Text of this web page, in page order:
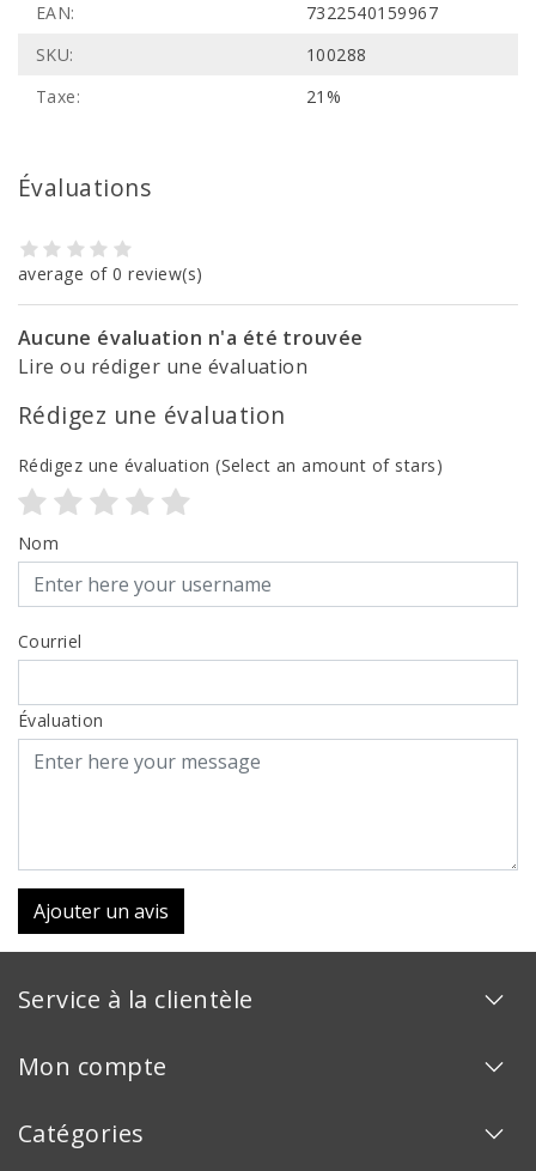
EAN:
7322540159967
SKU:
100288
Taxe:
21%
Évaluations
average of 0 review(s)
Aucune évaluation n'a été trouvée
Lire ou rédiger une évaluation
Rédigez une évaluation
Rédigez une évaluation (Select an amount of stars)
Nom
Courriel
Évaluation
Ajouter un avis
Service à la clientèle
Mon compte
Catégories